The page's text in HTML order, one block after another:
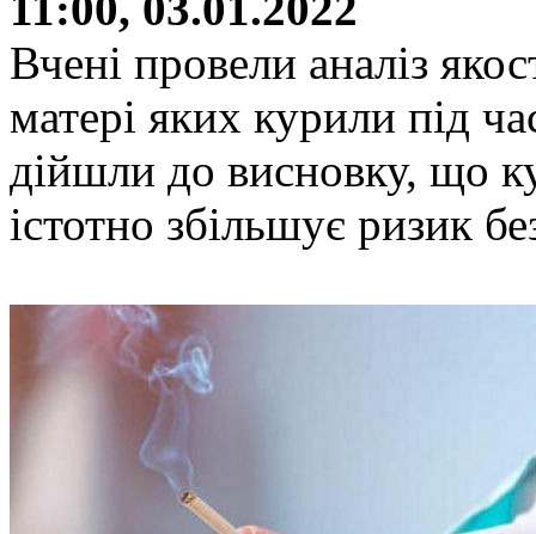
Вчені провели аналіз
матері яких курили під
дійшли до висновку, що
істотно збільшує ризик